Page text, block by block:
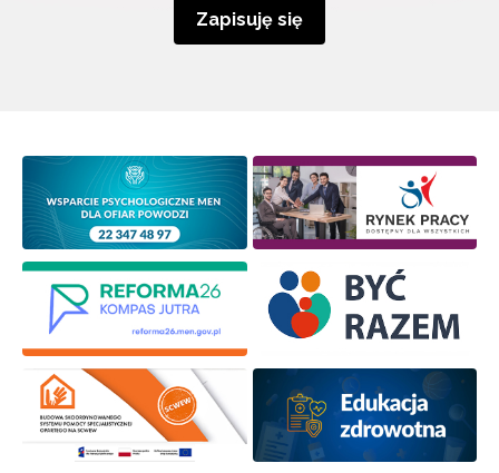
Zapisuję się